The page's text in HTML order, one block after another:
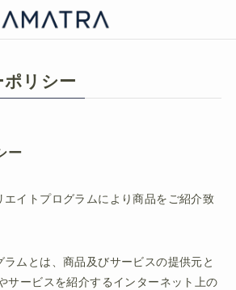
リシー
ー
エイトプログラムにより商品をご紹介致
ムとは、商品及びサービスの提供元と
サービスを紹介するインターネット上の